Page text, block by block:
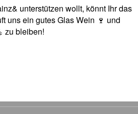
unterstützen wollt, könnt Ihr das
uns ein gutes Glas Wein 🍷 und
zu bleiben!